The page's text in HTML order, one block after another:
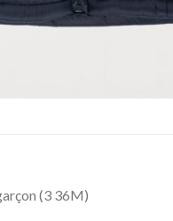
(3 36M)